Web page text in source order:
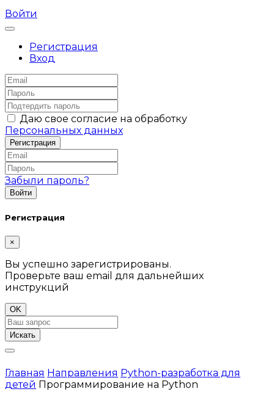
Войти
Регистрация
Вход
Даю свое согласие на обработку
Персональных данных
Забыли пароль?
Регистрация
×
Вы успешно зарегистрированы.
Проверьте ваш email для дальнейших
инструкций
OK
Искать
Главная Направления Python-разработка для
детей Программирование на Python